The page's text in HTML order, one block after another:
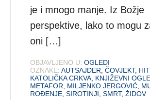
je i mnogo manje. Iz Božje
perspektive, lako to mogu
oni […]
OBJAVLJENO U: OGLEDI
OZNAKE: AUTSAJDER ,ČOVJEKT,
KATOLIČKA CRKVA KNJIŽEVNI
METAFOR
MILJENKO JERGOVIĆ
ROĐENJE ,SIROTINJI ,SMRT,ŽIDOV